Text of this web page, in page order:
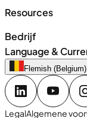
Resources
Bedrijf
Language &
Flemish
LegalAlgemene